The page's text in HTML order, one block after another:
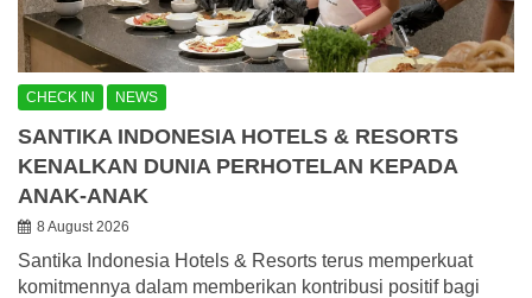
CHECK IN NEWS
SANTIKA INDONESIA HOTELS & RESORTS
KENALKAN DUNIA PERHOTELAN KEPADA
ANAK-ANAK
8 August 2026
Santika Indonesia Hotels & Resorts terus memperkuat
komitmennya dalam memberikan kontribusi positif bagi